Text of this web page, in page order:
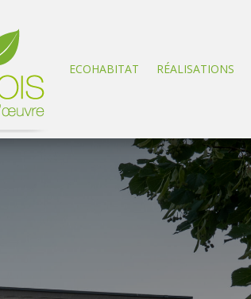
ECOHABITAT RÉALISATIONS